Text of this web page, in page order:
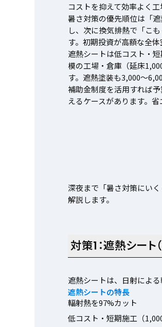
コストを抑えて効率よく
暑さ対策の優先順位は「
し、次に換気排熱で「こ
す。初期投資が高額な全
遮熱シートは低コスト・
模の工場・倉庫（延床
す。遮熱塗装も3,000〜
補助金制度を活用すれば
えるケースがあります。
深夜まで「暑さ対策にい
解説します。
対策1：遮熱シート
遮熱シートは、日射によ
遮熱シートの特長
輻射熱を97%カット
低コスト・短期施工（